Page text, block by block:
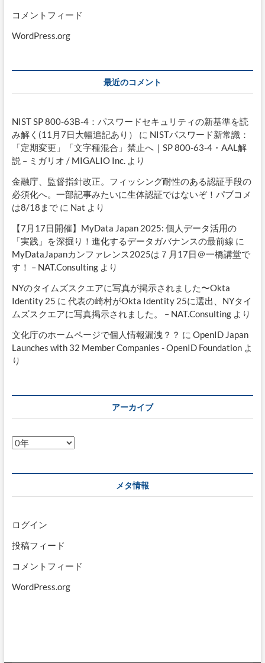
コメントフィード
WordPress.org
最近のコメント
NIST SP 800-63B-4：パスワードセキュリティの新基準を読
み解く(11月7日大幅追記あり）
に NISTパスワード新常識：
「定期変更」「文字種混合」禁止へ｜SP 800-63-4・AAL解
説 – ミガリオ / MIGALIO Inc.より
金融庁、監督指針改正。フィッシング耐性のある認証手段の
必須化へ。一部記事みたいに生体認証ではないぞ！パブコメ
は8/18までに Nat より
【7月17日開催】MyData Japan 2025: 個人データ活用の
「実践」を深掘り！進化するデータガバナンスの最前線 に
MyDataJapanカンファレンス2025は７月17日＠一橋講堂で
す！ – NAT.Consultingより
NYのタイムズスクエアに写真が掲示されました〜Okta
Identity 25 に 代表の崎村がOkta Identity 25に選出、NYタイ
ムズスクエアに写真掲示されました。 – NAT.Consultingより
文化庁のホームページで個人情報漏洩？？ に OpenID Japan
Launches with 32 Member Companies - OpenID Foundationよ
り
アーカイブ
ア
ブ
メタ情報
ログイン
投稿フィード
コメントフィード
WordPress.org